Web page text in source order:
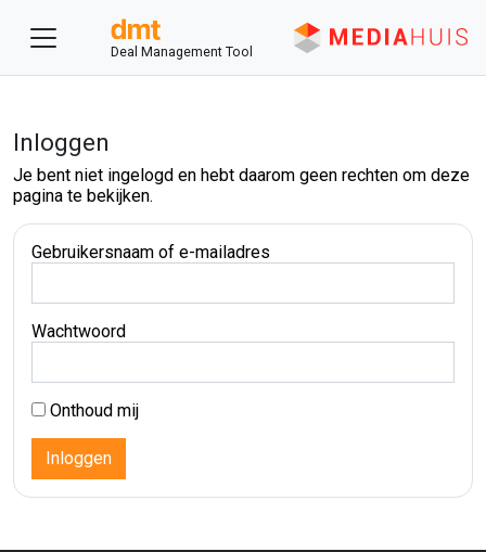
Deal Management Tool
Inloggen
Je bent niet ingelogd en hebt daarom geen rechten om deze
pagina te bekijken.
Gebruikersnaam of e-mailadres
Wachtwoord
Onthoud mij